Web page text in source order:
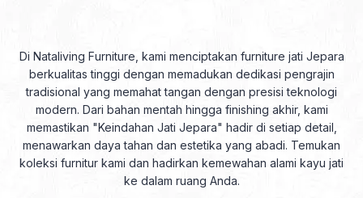
Di Nataliving Furniture, kami menciptakan furniture jati Jepara
berkualitas tinggi dengan memadukan dedikasi pengrajin
tradisional yang memahat tangan dengan presisi teknologi
modern. Dari bahan mentah hingga finishing akhir, kami
memastikan "Keindahan Jati Jepara" hadir di setiap detail,
menawarkan daya tahan dan estetika yang abadi. Temukan
koleksi furnitur kami dan hadirkan kemewahan alami kayu jati
ke dalam ruang Anda.